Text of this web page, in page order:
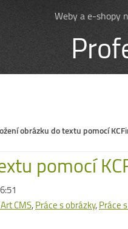
Weby a e-shopy
obrázku do textu pomocí
pomocí
CMS,Práce s obrázky,Práce